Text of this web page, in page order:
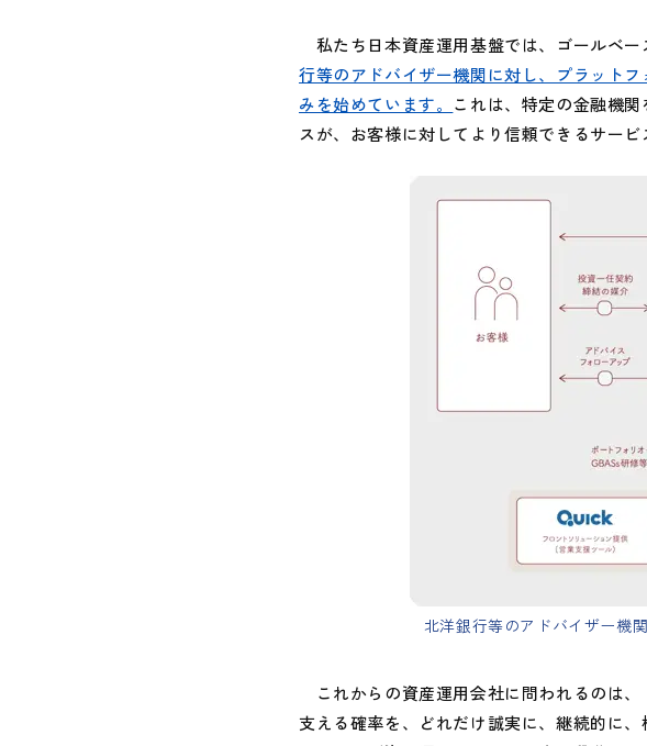
私たち日本資産運用基盤では、ゴールベ
行等のアドバイザー機関に対し、プラット
みを始めています。 これは、特定の金融機
スが、お客様に対してより信頼できるサー
北洋銀行等のアドバイザー機
これからの資産運用会社に問われるのは
支える確率を、どれだけ誠実に、継続的に